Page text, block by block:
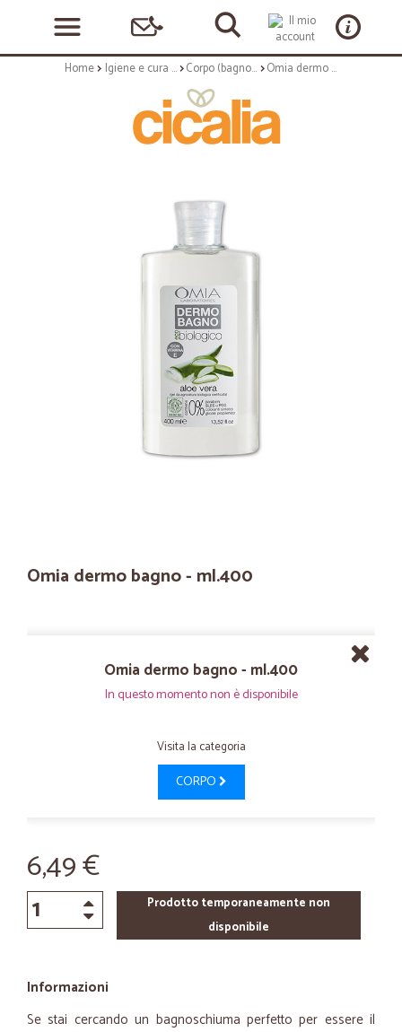
Home Igiene e cura personale Corpo (bagnoschiuma, crema corpo) Omia dermo bagno - ml.400
Omia dermo bagno - ml.400
Omia dermo bagno - ml.400
In questo momento non è disponibile
Visita la categoria
CORPO
6,49 €
Prodotto temporaneamente non
disponibile
Informazioni
Se stai cercando un bagnoschiuma perfetto per essere il